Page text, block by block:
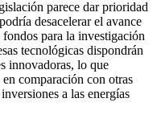
parece dar prioridad
desacelerar el avance
para la investigación
tecnológicas dispondrán
innovadoras, lo que
comparación con otras
a las energías